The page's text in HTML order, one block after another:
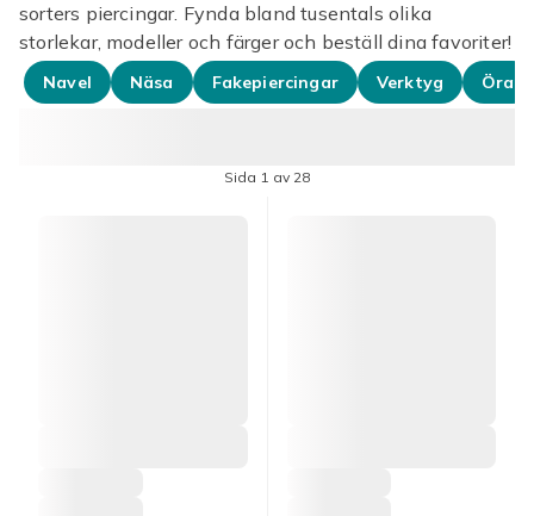
sorters piercingar. Fynda bland tusentals olika
storlekar, modeller och färger och beställ dina favoriter!
Navel Näsa Fakepiercingar Verktyg Öra
Sida 1 av 28